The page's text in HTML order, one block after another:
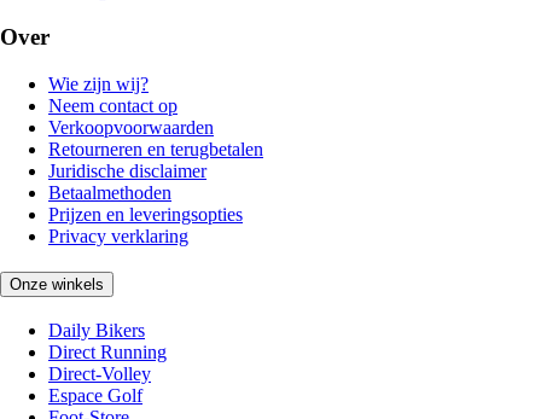
Over
Wie zijn wij?
Neem contact op
Verkoopvoorwaarden
Retourneren en terugbetalen
Juridische disclaimer
Betaalmethoden
Prijzen en leveringsopties
Privacy verklaring
Onze winkels
Daily Bikers
Direct Running
Direct-Volley
Espace Golf